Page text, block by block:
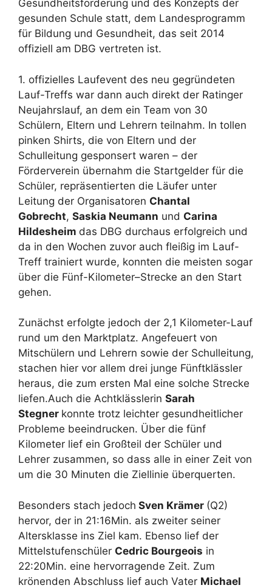
Gesundheitsförderung und des Konzepts der
gesunden Schule statt, dem Landesprogramm
für Bildung und Gesundheit, das seit 2014
offiziell am DBG vertreten ist.
1. offizielles Laufevent des neu gegründeten
Lauf-Treffs war dann auch direkt der Ratinger
Neujahrslauf, an dem ein Team von 30
Schülern, Eltern und Lehrern teilnahm. In tollen
pinken Shirts, die von Eltern und der
Schulleitung gesponsert waren – der
Förderverein übernahm die Startgelder für die
Schüler, repräsentierten die Läufer unter
Leitung der Organisatoren Chantal
Gobrecht, Saskia Neumann und Carina
Hildesheim das DBG durchaus erfolgreich und
da in den Wochen zuvor auch fleißig im Lauf-
Treff trainiert wurde, konnten die meisten sogar
über die Fünf-Kilometer–Strecke an den Start
gehen.
Zunächst erfolgte jedoch der 2,1 Kilometer-Lauf
rund um den Marktplatz. Angefeuert von
Mitschülern und Lehrern sowie der Schulleitung,
stachen hier vor allem drei junge Fünftklässler
heraus, die zum ersten Mal eine solche Strecke
liefen.Auch die Achtklässlerin Sarah
Stegner konnte trotz leichter gesundheitlicher
Probleme beeindrucken. Über die fünf
Kilometer lief ein Großteil der Schüler und
Lehrer zusammen, so dass alle in einer Zeit von
um die 30 Minuten die Ziellinie überquerten.
Besonders stach jedoch Sven Krämer (Q2)
hervor, der in 21:16Min. als zweiter seiner
Altersklasse ins Ziel kam. Ebenso lief der
Mittelstufenschüler Cedric Bourgeois in
22:20Min. eine hervorragende Zeit. Zum
krönenden Abschluss lief auch Vater Michael